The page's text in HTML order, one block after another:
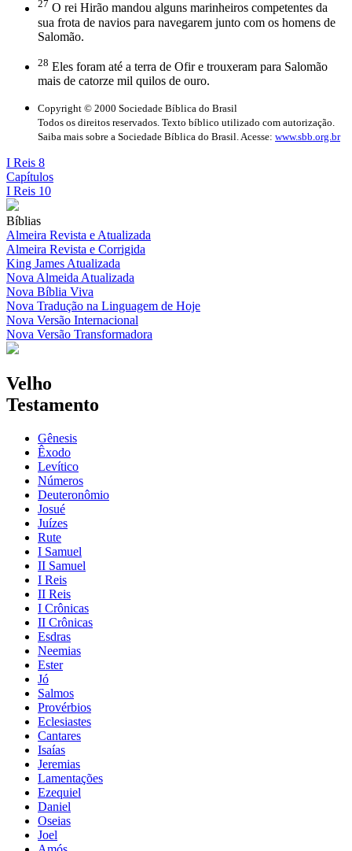
27 O rei Hirão mandou alguns marinheiros competentes da
sua frota de navios para navegarem junto com os homens de
Salomão.
28 Eles foram até a terra de Ofir e trouxeram para Salomão
mais de catorze mil quilos de ouro.
Copyright © 2000 Sociedade Bíblica do Brasil
Todos os direitos reservados. Texto bíblico utilizado com autorização.
Saiba mais sobre a Sociedade Bíblica do Brasil. Acesse: www.sbb.org.br
I Reis 8
Capítulos
I Reis 10
Bíblias
Almeira Revista e Atualizada
Almeira Revista e Corrigida
King James Atualizada
Nova Almeida Atualizada
Nova Bíblia Viva
Nova Tradução na Linguagem de Hoje
Nova Versão Internacional
Nova Versão Transformadora
Velho
Testamento
Gênesis
Êxodo
Levítico
Números
Deuteronômio
Josué
Juízes
Rute
I Samuel
II Samuel
I Reis
II Reis
I Crônicas
II Crônicas
Esdras
Neemias
Ester
Jó
Salmos
Provérbios
Eclesiastes
Cantares
Isaías
Jeremias
Lamentações
Ezequiel
Daniel
Oseias
Joel